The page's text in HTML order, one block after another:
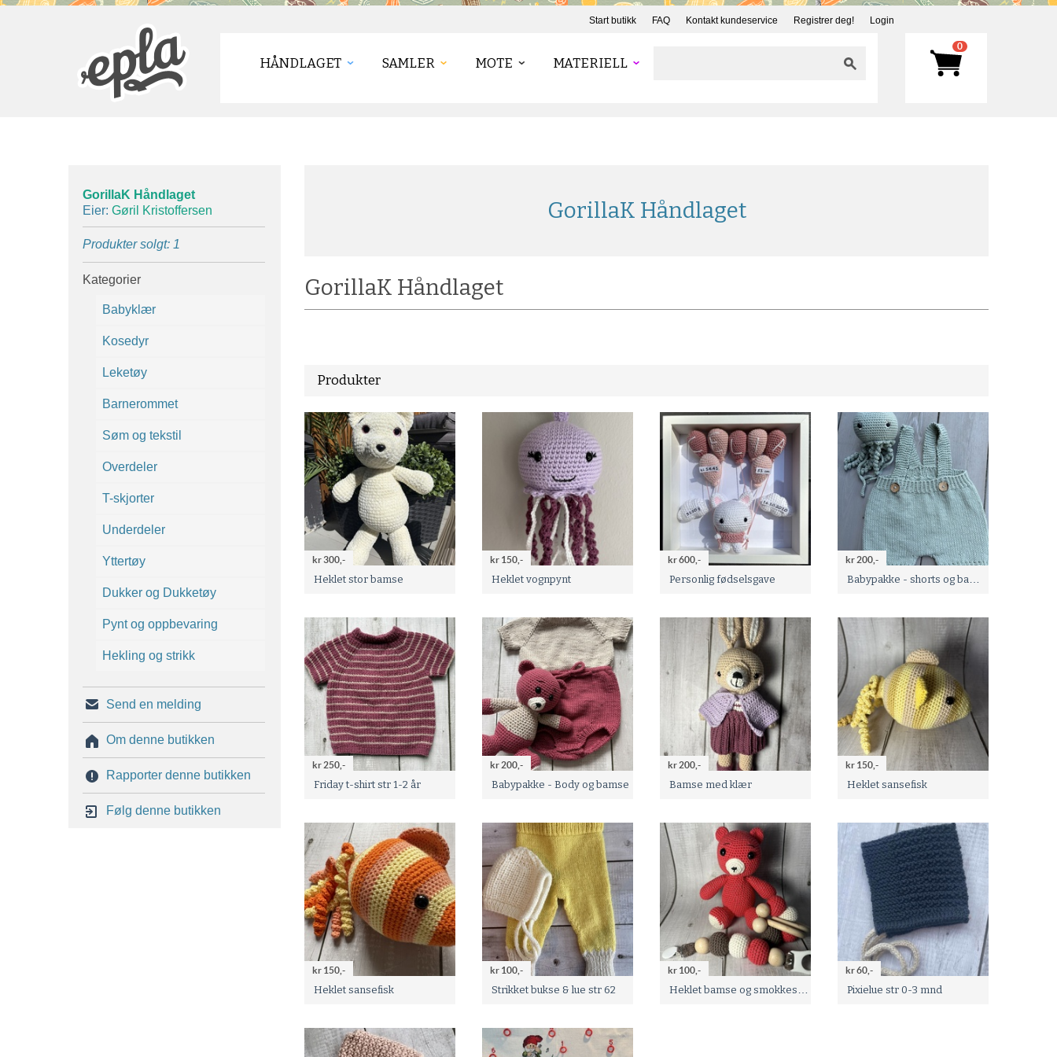
Start butikk FAQ Kontakt kundeservice Registrer deg! Login
HÅNDLAGET SAMLER MOTE MATERIELL
0
GorillaK Håndlaget
Eier: Gøril Kristoffersen
Produkter solgt: 1
Kategorier
Babyklær
Kosedyr
Leketøy
Barnerommet
Søm og tekstil
Overdeler
T-skjorter
Underdeler
Yttertøy
Dukker og Dukketøy
Pynt og oppbevaring
Hekling og strikk
Send en melding
Om denne butikken
Rapporter denne butikken
Følg denne butikken
GorillaK Håndlaget
GorillaK Håndlaget
Produkter
kr 300,-
Heklet stor bamse
kr 150,-
Heklet vognpynt
kr 600,-
Personlig fødselsgave
kr 200,-
kr 250,-
Friday t-shirt str 1-2 år
kr 200,-
Babypakke - Body og bamse
kr 200,-
Bamse med klær
kr 150,-
Heklet sansefisk
kr 150,-
Heklet sansefisk
kr 100,-
Strikket bukse & lue str 62
kr 100,- kr 60,-
Pixielue str 0-3 mnd